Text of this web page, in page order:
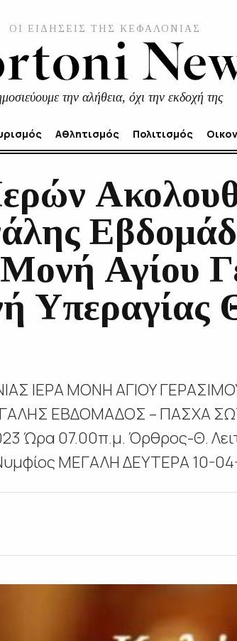
ΟΙ ΕΙΔΗΣΕΙΣ ΤΗΣ ΚΕΦΑΛΟΝΙΑΣ
την αλήθεια, όχι την εκδοχή της
Αθλητισμός Πολιτισμός
Αγίου
Υπεραγίας
ΙΕΡΑ ΜΟΝΗ ΑΓΙΟΥ
ΕΒΔΟΜΑΔΟΣ – ΠΑΣΧΑ
Ώρα 07.00π.μ. Όρθρος-Θ.
ΜΕΓΑΛΗ ΔΕΥΤΕΡΑ 10-